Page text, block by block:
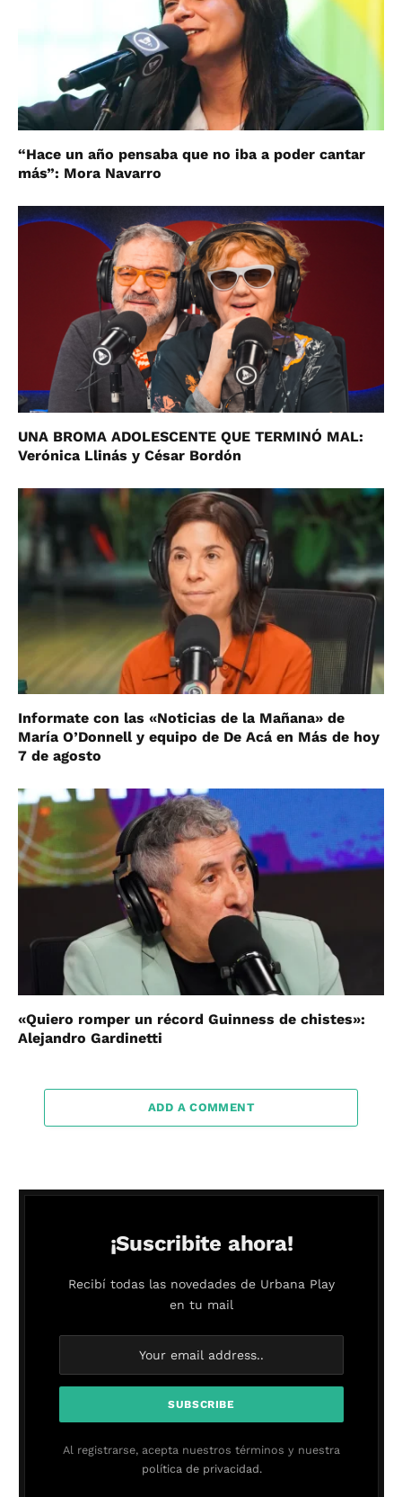
“Hace un año pensaba que no iba a poder cantar
más”: Mora Navarro
UNA BROMA ADOLESCENTE QUE TERMINÓ MAL:
Verónica Llinás y César Bordón
Informate con las «Noticias de la Mañana» de
María O’Donnell y equipo de De Acá en Más de hoy
7 de agosto
«Quiero romper un récord Guinness de chistes»:
Alejandro Gardinetti
ADD A COMMENT
¡Suscribite ahora!
Recibí todas las novedades de Urbana Play
en tu mail
Al registrarse, acepta nuestros términos y nuestra
política de privacidad.